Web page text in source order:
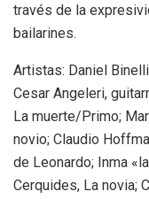
través de la
bailarines.
Artistas: Daniel
Cesar Angeleri,
La muerte/Primo;
novio; Claudio
de Leonardo; Inma
Cerquides, La novia;